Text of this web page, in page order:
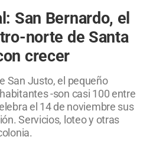
San Bernardo, el
norte de Santa
crecer
San Justo, el pequeño
-son casi 100 entre
el 14 de noviembre sus
Servicios, loteo y otras